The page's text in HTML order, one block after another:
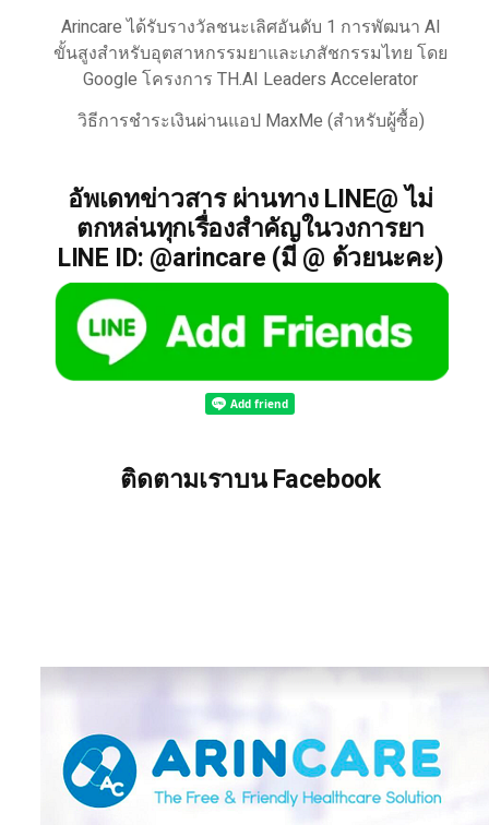
Arincare ได้รับรางวัลชนะเลิศอันดับ 1 การพัฒนา AI
ขั้นสูงสำหรับอุตสาหกรรมยาและเภสัชกรรมไทย โดย
Google โครงการ TH.AI Leaders Accelerator
วิธีการชำระเงินผ่านแอป MaxMe (สำหรับผู้ซื้อ)
อัพเดทข่าวสาร ผ่านทาง LINE@ ไม่
ตกหล่นทุกเรื่องสำคัญในวงการยา
LINE ID: @arincare (มี @ ด้วยนะคะ)
ติดตามเราบน Facebook